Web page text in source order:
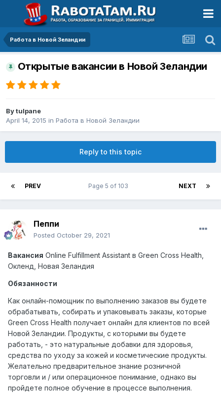
Работа в Новой Зеландии
Открытые вакансии в Новой Зеландии
Bytulpane
April 14, 2015 in Работа в Новой Зеландии
Reply to this topic
PREV NEXT
Page 5 of 103
Пеппи
Posted October 29, 2021
Вакансия Online Fulfillment Assistant в Green Cross Health,
Окленд Новая Зеландия
Обязанности
Как онлайн-помощник по выполнению заказов вы будете
обрабатывать, собирать и упаковывать заказы, которые
Green Cross Health получает онлайн для клиентов по всей
Новой Зеландии. Продукты, с которыми вы будете
работать, - это натуральные добавки для здоровья,
средства по уходу за кожей и косметические продукты.
Желательно предварительное знание розничной
торговли и / или операционное понимание, однако вы
пройдете полное обучение в процессе выполнения.